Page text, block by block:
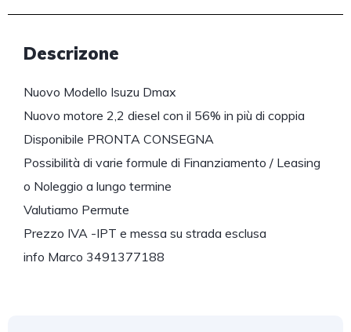
Descrizone
Nuovo Modello Isuzu Dmax
Nuovo motore 2,2 diesel con il 56% in più di coppia
Disponibile PRONTA CONSEGNA
Possibilità di varie formule di Finanziamento / Leasing
o Noleggio a lungo termine
Valutiamo Permute
Prezzo IVA -IPT e messa su strada esclusa
info Marco 3491377188